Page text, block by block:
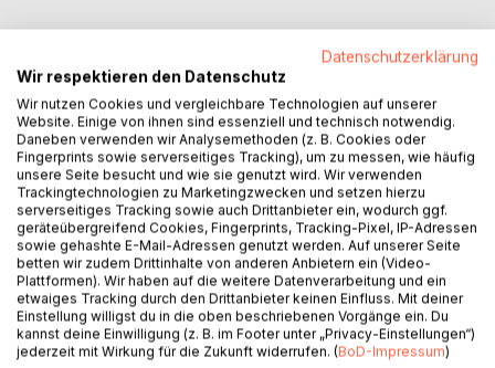
BESCHREIBUNG
Der angehende Jurist Elmo steht vor seiner Hochzeit mit
Wibke der Tochter vom Ortsvorsteher. Als ein alter Freund
des Bräutigams auf der Hochzeitsfeier auftaucht.
Kurzentschlossen wird der ungebetene Gast aus dem Saal
entfernt. Axel und Mike sind dicke Freunde und nehmen mit
Mikes Mutter Edda, an der Hochzeitsfeier teil. Edda schaut
an diesem Tag zu tief ins Glas und muss an die frische Luft.
Alex begleitet sie an die frische Luft, ihr Weg führt sie an
das Haseufer. An den Fluss unterhalb des Lokals. Hier
kommt es zu Zärtlichkeiten zwischen der Mutter von Mike
Datenschutzerklärung
Wir respektieren den Datenschutz
Wir nutzen Cookies und vergleichbare Technologien auf unserer
Website. Einige von ihnen sind essenziell und technisch notwendig.
Daneben verwenden wir Analysemethoden (z. B. Cookies oder
Fingerprints sowie serverseitiges Tracking), um zu messen, wie häufig
unsere Seite besucht und wie sie genutzt wird. Wir verwenden
Trackingtechnologien zu Marketingzwecken und setzen hierzu
serverseitiges Tracking sowie auch Drittanbieter ein, wodurch ggf.
geräteübergreifend Cookies, Fingerprints, Tracking-Pixel, IP-Adressen
sowie gehashte E-Mail-Adressen genutzt werden. Auf unserer Seite
betten wir zudem Drittinhalte von anderen Anbietern ein (Video-
Plattformen). Wir haben auf die weitere Datenverarbeitung und ein
etwaiges Tracking durch den Drittanbieter keinen Einfluss. Mit deiner
Einstellung willigst du in die oben beschriebenen Vorgänge ein. Du
kannst deine Einwilligung (z. B. im Footer unter „Privacy-Einstellungen“)
jederzeit mit Wirkung für die Zukunft widerrufen. (BoD-Impressum)